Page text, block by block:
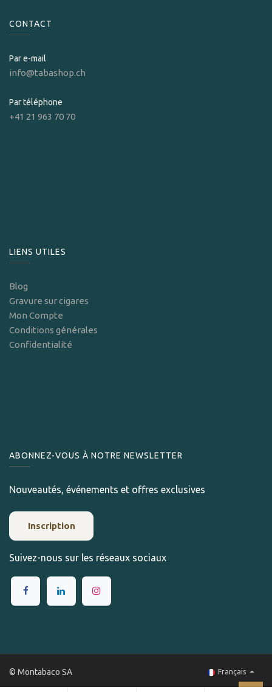
CONTACT
Par e-mail
info@tabashop.ch
Par téléphone
+41 21 963 70 70
LIENS UTILES
Blog
Gravure sur cigares
Mon Compte
Conditions générales
Confidentialité
ABONNEZ-VOUS À NOTRE NEWSLETTER
Nouveautés, événements et offres exclusives
Inscription
Suivez-nous sur les réseaux sociaux
© Montabaco SA Français